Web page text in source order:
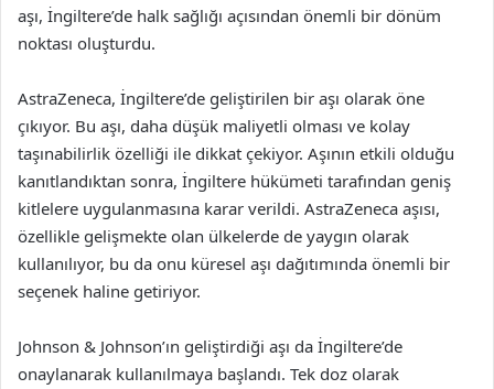
aşı, İngiltere’de halk sağlığı açısından önemli bir dönüm
noktası oluşturdu.
AstraZeneca, İngiltere’de geliştirilen bir aşı olarak öne
çıkıyor. Bu aşı, daha düşük maliyetli olması ve kolay
taşınabilirlik özelliği ile dikkat çekiyor. Aşının etkili olduğu
kanıtlandıktan sonra, İngiltere hükümeti tarafından geniş
kitlelere uygulanmasına karar verildi. AstraZeneca aşısı,
özellikle gelişmekte olan ülkelerde de yaygın olarak
kullanılıyor, bu da onu küresel aşı dağıtımında önemli bir
seçenek haline getiriyor.
Johnson & Johnson’ın geliştirdiği aşı da İngiltere’de
onaylanarak kullanılmaya başlandı. Tek doz olarak